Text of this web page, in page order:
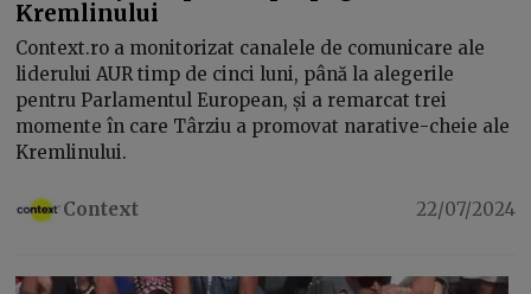
Kremlinului
Context.ro a monitorizat canalele de comunicare ale
liderului AUR timp de cinci luni, până la alegerile
pentru Parlamentul European, și a remarcat trei
momente în care Târziu a promovat narative-cheie ale
Kremlinului.
Context 22/07/2024